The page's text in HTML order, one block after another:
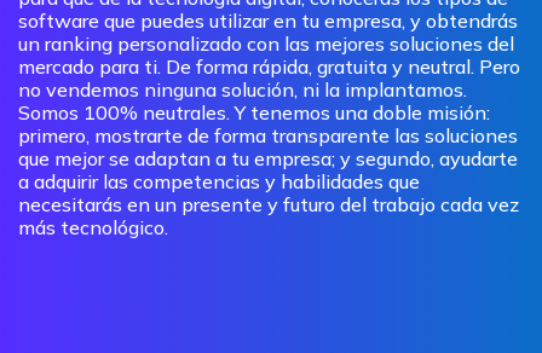
software que puedes utilizar en tu empresa, y obtendrás
un ranking personalizado con las mejores soluciones del
mercado para ti. De forma rápida, gratuita y neutral. Pero
no vendemos ninguna solución, ni la implantamos.
Somos 100% neutrales. Y tenemos una doble misión:
primero, mostrarte de forma transparente las soluciones
que mejor se adaptan a tu empresa; y segundo, ayudarte
a adquirir las competencias y habilidades que
necesitarás en un presente y futuro del trabajo cada vez
más tecnológico.